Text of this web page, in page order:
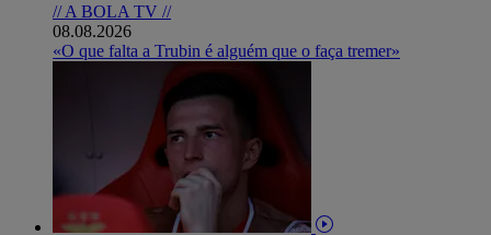
// A BOLA TV //
08.08.2026
«O que falta a Trubin é alguém que o faça tremer»